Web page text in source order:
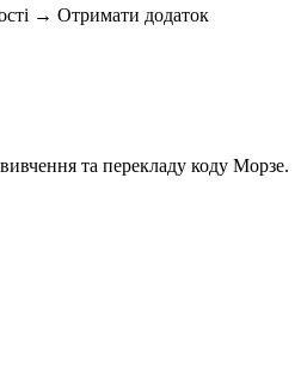
→ Отримати додаток
та перекладу коду Морзе.